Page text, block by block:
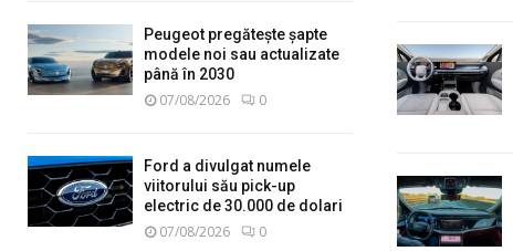
Peugeot pregătește șapte
modele noi sau actualizate
până în 2030
07/08/2026 0
Ford a divulgat numele
viitorului său pick-up
electric de 30.000 de dolari
07/08/2026 0